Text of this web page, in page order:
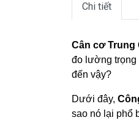
Chi tiết
Cân cơ Trung
đo lường trọng
đến vậy?
Dưới đây,
sao nó lại phổ